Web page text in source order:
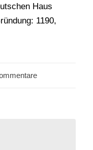
Haus
1190,